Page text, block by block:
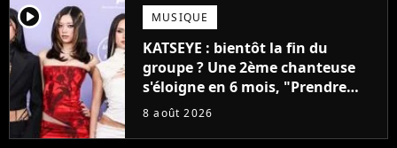
player2 MUSIQUE
KATSEYE : bientôt la fin du
groupe ? Une 2ème chanteuse
s'éloigne en 6 mois, "Prendre
cette décision n’a pas été facile"
8 août 2026